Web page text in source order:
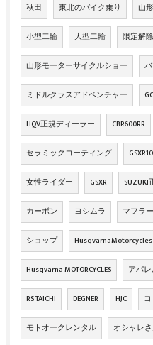
秋田 東北のバイク乗り 山
小型二輪 大型二輪 限定解除
山形モーターサイクルショー
ミドルクラスアドベンチャー
HQV正規ディーラー CBR600RR
セラミックコーティング
女性ライダー GSXR
カーボン ヨシムラ マフラー
ショップ HusqvarnaMotorcycles
Husqvarna MOTORCYCLES アパ
RS TAICHI DEGNER HJC
モトオークレンタル オシャレ